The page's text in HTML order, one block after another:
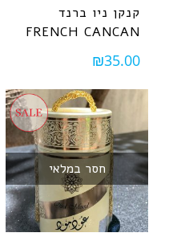
קנקן ניו ברנד
FRENCH CANCAN
₪35.00
חסר במלאי